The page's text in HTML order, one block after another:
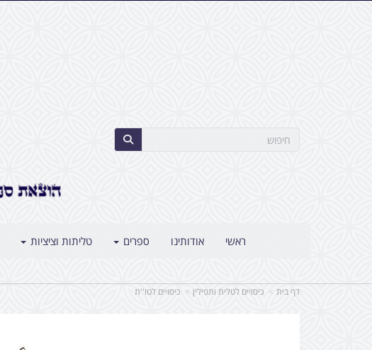
ראשי אודותינו ספרים טליתות וציציות
דף בית כיסויים לטלית ותפילין כיסויים לטו''ת